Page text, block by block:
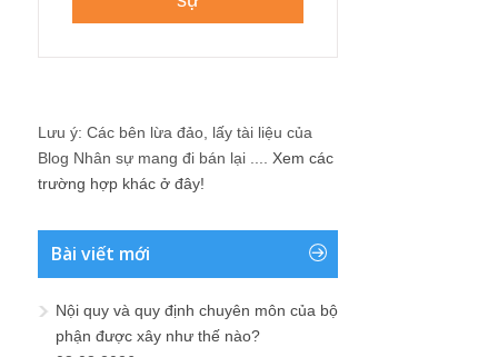
Lưu ý: Các bên lừa đảo, lấy tài liệu của
Blog Nhân sự mang đi bán lại .... Xem các
trường hợp khác ở đây!
Bài viết mới
Nội quy và quy định chuyên môn của bộ
phận được xây như thế nào?